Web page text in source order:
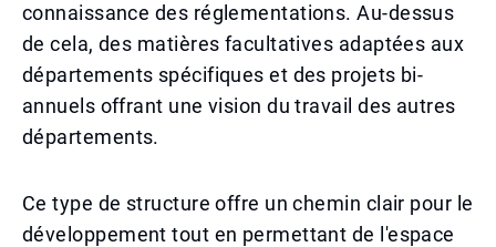
connaissance des réglementations. Au-dessus
de cela, des matières facultatives adaptées aux
départements spécifiques et des projets bi-
annuels offrant une vision du travail des autres
départements.
Ce type de structure offre un chemin clair pour le
développement tout en permettant de l'espace